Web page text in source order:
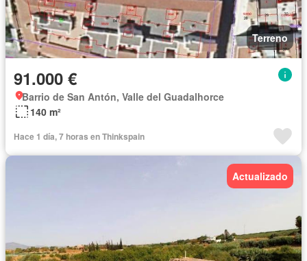
Terreno
91.000 €
Barrio de San Antón, Valle del Guadalhorce
140 m²
Hace 1 día, 7 horas en Thinkspain
Actualizado